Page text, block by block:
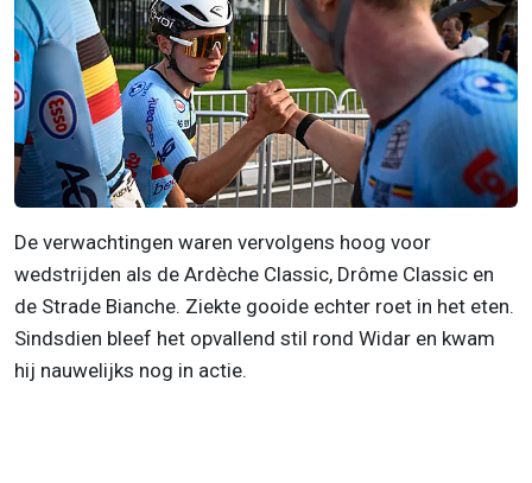
De verwachtingen waren vervolgens hoog voor
wedstrijden als de Ardèche Classic, Drôme Classic en
de Strade Bianche. Ziekte gooide echter roet in het eten.
Sindsdien bleef het opvallend stil rond Widar en kwam
hij nauwelijks nog in actie.